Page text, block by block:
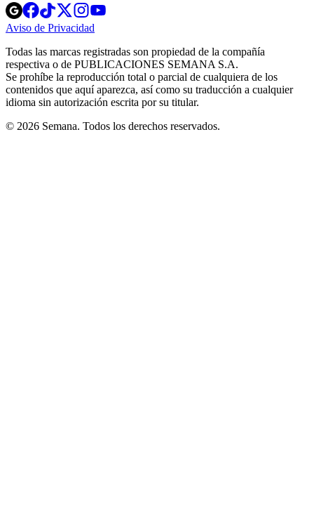
Opens
in
new
Opens
in
new
Opens
in
new
window
Opens
new
windowwindow
Aviso de Privacidad
new
window
Todas las marcas registradas son propiedad de la compañía
respectiva o de PUBLICACIONES SEMANA S.A.
Se prohíbe la reproducción total o parcial de cualquiera de los
contenidos que aquí aparezca, así como su traducción a cualquier
idioma sin autorización escrita por su titular.
© 2026 Semana. Todos los derechos reservados.